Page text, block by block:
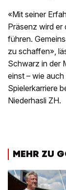
«Mit seiner
Präsenz wird er
führen.
zu schaffen»,
Schwarz in der
einst – wie
Spielerkarriere
Niederhasli ZH.
MEHR ZU